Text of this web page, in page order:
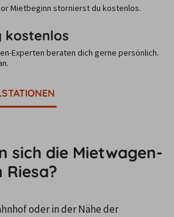
Mietbeginn stornierst du kostenlos.
kostenlos
Experten beraten dich gerne persönlich.
sich die Mietwagen-
oder in der Nähe der